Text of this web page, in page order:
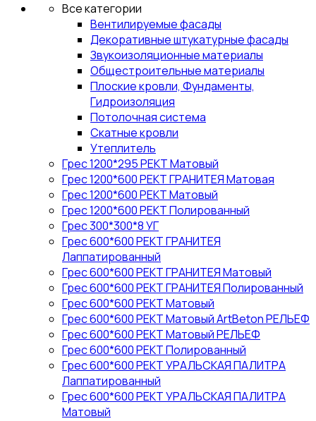
Все категории
Вентилируемые фасады
Декоративные штукатурные фасады
Звукоизоляционные материалы
Общестроительные материалы
Плоские кровли, Фундаменты,
Гидроизоляция
Потолочная система
Скатные кровли
Утеплитель
Грес 1200*295 РЕКТ Матовый
Грес 1200*600 РЕКТ ГРАНИТЕЯ Матовая
Грес 1200*600 РЕКТ Матовый
Грес 1200*600 РЕКТ Полированный
Грес 300*300*8 УГ
Грес 600*600 РЕКТ ГРАНИТЕЯ
Лаппатированный
Грес 600*600 РЕКТ ГРАНИТЕЯ Матовый
Грес 600*600 РЕКТ ГРАНИТЕЯ Полированный
Грес 600*600 РЕКТ Матовый
Грес 600*600 РЕКТ Матовый ArtBeton РЕЛЬЕФ
Грес 600*600 РЕКТ Матовый РЕЛЬЕФ
Грес 600*600 РЕКТ Полированный
Грес 600*600 РЕКТ УРАЛЬСКАЯ ПАЛИТРА
Лаппатированный
Грес 600*600 РЕКТ УРАЛЬСКАЯ ПАЛИТРА
Матовый